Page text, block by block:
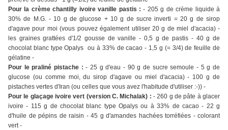
Pour la crème chantilly ivoire vanille pastis :- 205 g de crème liquide à
30% de M.G. - 10 g de glucose + 10 g de sucre inverti = 20 g de sirop
d'agave pour moi (vous pouvez également utiliser 20 g de miel d'acacia) -
les graines grattées d'1/2 gousse de vanille - 0,5 g de pastis - 40 g de
chocolat blanc type Opalys ou à 33% de cacao - 1,5 g (= 3/4) de feuille de
gélatine -
Pour le praliné pistache :- 25 g d'eau - 90 g de sucre semoule - 5 g de
glucose (ou comme moi, du sirop d'agave ou miel d'acacia) - 100 g de
pistaches vertes d'Iran (ou celles que vous avez l'habitude d'utiliser :-)) -
Pour le glaçage ivoire vert (version C. Michalak) : - 260 g de pâte à glacer
ivoire - 115 g de chocolat blanc type Opalys ou à 33% de cacao - 22 g
d'huile de pépins de raisin - 45 g d'amandes hachées torréfiées - colorant
vert -